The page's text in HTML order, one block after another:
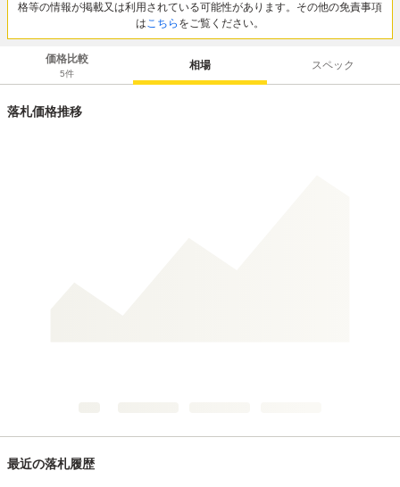
格等の情報が掲載又は利用されている可能性があります。その他の免責事項
はこちら をご覧ください。
価格比較
5件
相場 スペック
落札価格推移
最近の落札履歴